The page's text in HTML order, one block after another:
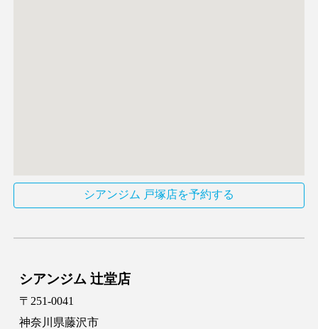
シアンジム 戸塚店を予約する
シアンジム 辻堂店
〒251-0041
神奈川県藤沢市